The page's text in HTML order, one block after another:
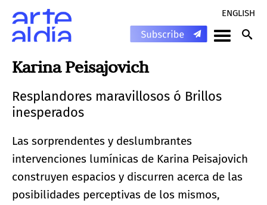
ENGLISH
Karina Peisajovich
Resplandores maravillosos ó Brillos
inesperados
Las sorprendentes y deslumbrantes
intervenciones lumínicas de Karina Peisajovich
construyen espacios y discurren acerca de las
posibilidades perceptivas de los mismos,